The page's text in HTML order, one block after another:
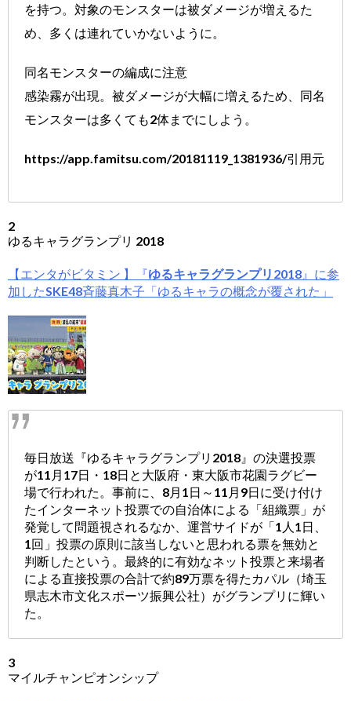
を持つ。対象のモンスターは被ダメージが増えるた
め、多くは連れていかないように。
同名モンスターの編成に注意
感染霧が出現。被ダメージが大幅に増えるため、同名
モンスターは多くても2体までにしよう。
https://app.famitsu.com/20181119_1381936/引用元
2
ゆるキャラグランプリ 2018
【エンタがビタミン 】『ゆるキャラグランプリ2018 』に参
加したSKE48斉藤真木子「ゆるキャラの概念が覆された」
毎日放送『ゆるキャラグランプリ2018』の決選投票
が11月17日・18日と大阪府・東大阪市花園ラグビー
場で行われた。事前に、8月1日～11月9日に受け付け
たインターネット投票での自治体による「組織票」が
発覚して問題視されるなか、運営サイドが「1人1日、
1回」投票の原則に該当しないと思われる票を無効と
判断したという。最終的に有効なネット投票と来場者
による直接投票の合計で約89万票を得たカパル（埼玉
県志木市文化スポーツ振興公社）がグランプリに輝い
た。
3
マイルチャンピオンシップ